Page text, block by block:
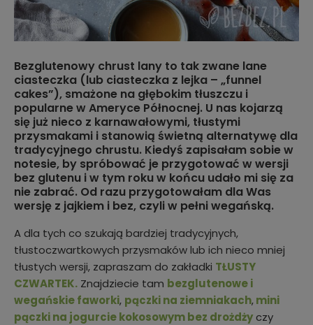
Bezglutenowy chrust lany to tak zwane lane
ciasteczka (lub ciasteczka z lejka – „funnel
cakes”), smażone na głębokim tłuszczu i
popularne w Ameryce Północnej. U nas kojarzą
się już nieco z karnawałowymi, tłustymi
przysmakami i stanowią świetną alternatywę dla
tradycyjnego chrustu. Kiedyś zapisałam sobie w
notesie, by spróbować je przygotować w wersji
bez glutenu i w tym roku w końcu udało mi się za
nie zabrać. Od razu przygotowałam dla Was
wersję z jajkiem i bez, czyli w pełni wegańską.
A dla tych co szukają bardziej tradycyjnych,
tłustoczwartkowych przysmaków lub ich nieco mniej
tłustych wersji, zapraszam do zakładki TŁUSTY
CZWARTEK. Znajdziecie tam bezglutenowe i
wegańskie faworki, pączki na ziemniakach,mini
pączki na jogurcie kokosowym bez drożdżyczy